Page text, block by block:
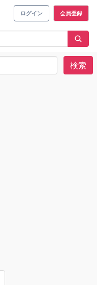
ログイン 会員登録
検索